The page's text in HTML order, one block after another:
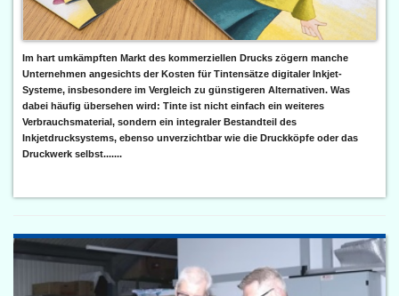
Im hart umkämpften Markt des kommerziellen Drucks zögern manche
Unternehmen angesichts der Kosten für Tintensätze digitaler Inkjet-
Systeme, insbesondere im Vergleich zu günstigeren Alternativen. Was
dabei häufig übersehen wird: Tinte ist nicht einfach ein weiteres
Verbrauchsmaterial, sondern ein integraler Bestandteil des
Inkjetdrucksystems, ebenso unverzichtbar wie die Druckköpfe oder das
Druckwerk selbst.......